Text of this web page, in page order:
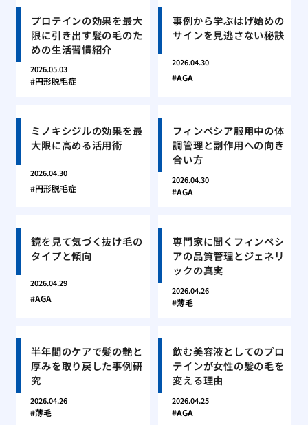
プロテインの効果を最大
限に引き出す髪の毛のた
めの生活習慣紹介
2026.05.03
円形脱毛症
事例から学ぶはげ始めの
サインを見逃さない秘訣
2026.04.30
AGA
ミノキシジルの効果を最
大限に高める活用術
2026.04.30
円形脱毛症
フィンペシア服用中の体
調管理と副作用への向き
合い方
2026.04.30
AGA
鏡を見て気づく抜け毛の
タイプと傾向
2026.04.29
AGA
専門家に聞くフィンペシ
アの品質管理とジェネリ
ックの真実
2026.04.26
薄毛
半年間のケアで髪の艶と
厚みを取り戻した事例研
究
2026.04.26
薄毛
飲む美容液としてのプロ
テインが女性の髪の毛を
変える理由
2026.04.25
AGA